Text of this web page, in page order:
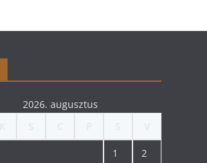
2026. augusztus
1 2